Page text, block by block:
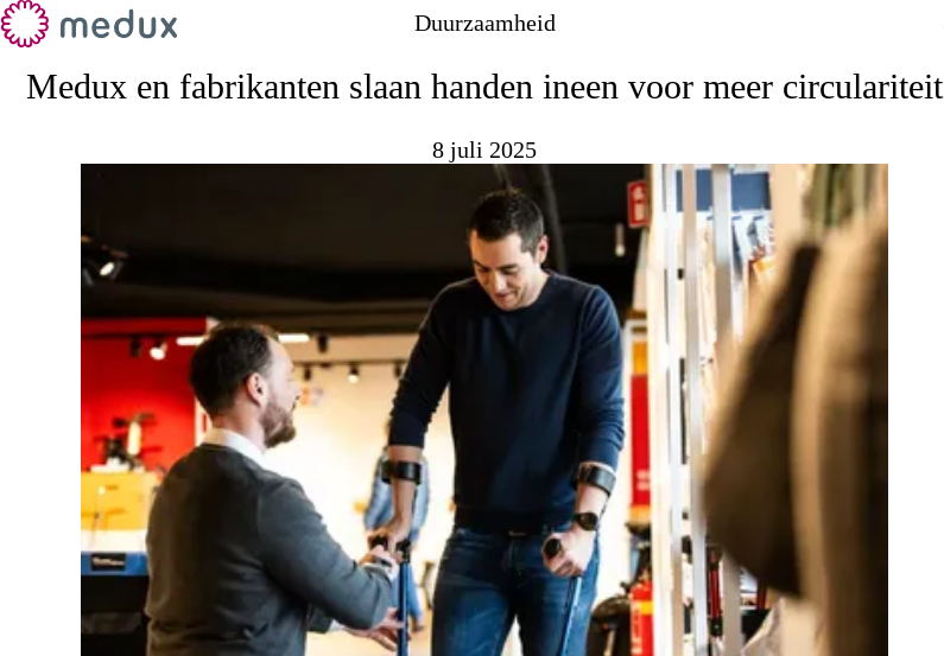
Duurzaamheid
Medux en fabrikanten slaan handen ineen voor meer circulariteit
8 juli 2025